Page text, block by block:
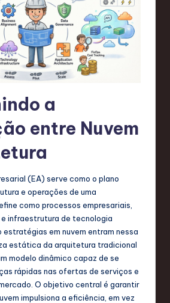
a
entre Nuvem
(EA) serve como o plano
e operações de uma
como processos empresariais,
infraestrutura de tecnologia
estratégias em nuvem entram nessa
estática da arquitetura tradicional
modelo dinâmico capaz de se
rápidas nas ofertas de serviços e
O objetivo central é garantir
impulsiona a eficiência, em vez